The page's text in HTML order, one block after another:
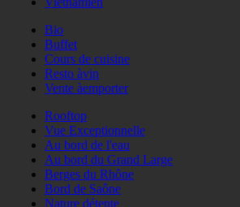
Bio
Buffet
Cours de cuisine
Resto àvin
Vente àemporter
Rooftop
Vue Exceptionnelle
Au bord de l'eau
Au bord du Grand Large
Berges du Rhône
Bord de Saône
Nature détente